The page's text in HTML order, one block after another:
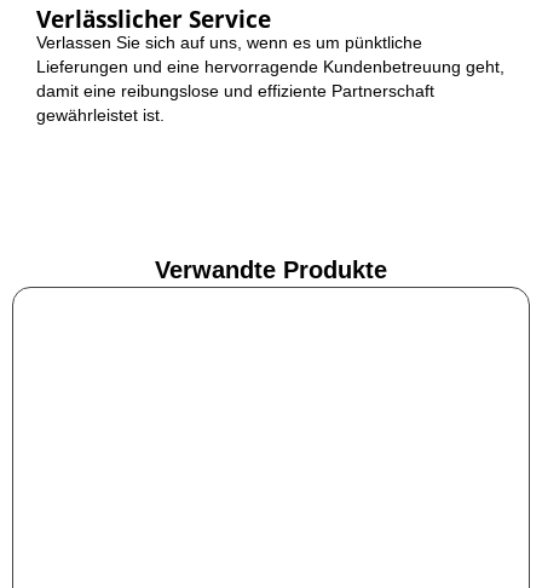
Verlässlicher Service
Verlassen Sie sich auf uns, wenn es um pünktliche
Lieferungen und eine hervorragende Kundenbetreuung geht,
damit eine reibungslose und effiziente Partnerschaft
gewährleistet ist.
Verwandte Produkte